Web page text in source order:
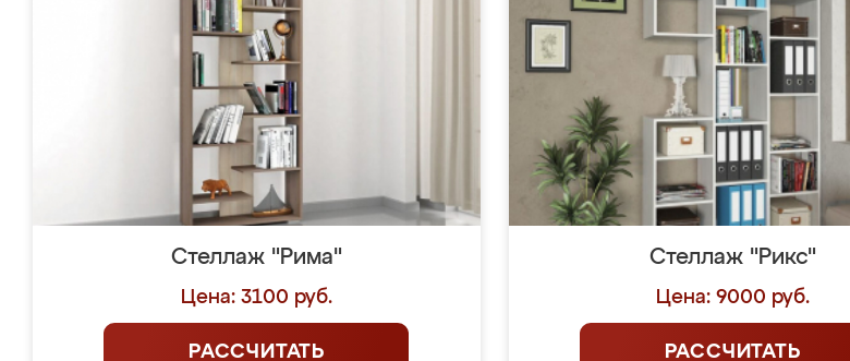
Стеллаж "Рима"
Цена: 3100 руб.
РАССЧИТАТЬ
Стеллаж "Рикс"
Цена: 9000 руб.
РАССЧИТАТЬ